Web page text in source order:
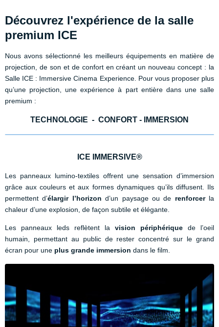
Découvrez l'expérience de la salle
premium ICE
Nous avons sélectionné les meilleurs équipements en matière de
projection, de son et de confort en créant un nouveau concept : la
Salle ICE : Immersive Cinema Experience. Pour vous proposer plus
qu’une projection, une expérience à part entière dans une salle
premium :
TECHNOLOGIE - CONFORT - IMMERSION
ICE IMMERSIVE®
Les panneaux lumino-textiles offrent une sensation d’immersion
grâce aux couleurs et aux formes dynamiques qu’ils diffusent. Ils
permettent d’élargir l’horizon d’un paysage ou de renforcerla
chaleur d’une explosion, de façon subtile et élégante.
Les panneaux leds reflètent la vision périphérique de l’oeil
humain, permettant au public de rester concentré sur le grand
écran pour une plus grande immersion dans le film.